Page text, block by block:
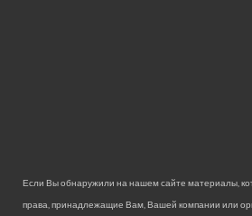
Если Вы обнаружили на нашем сайте материалы,
права, принадлежащие Вам, Вашей компании или